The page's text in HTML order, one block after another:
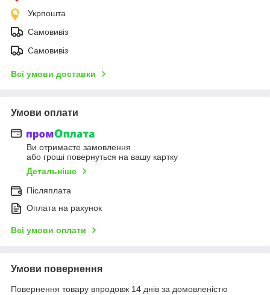
Укрпошта
Самовивіз
Самовивіз
Всі умови доставки
Умови оплати
Ви отримаєте замовлення
або гроші повернуться на вашу картку
Детальніше
Післяплата
Оплата на рахунок
Всі умови оплати
Умови повернення
Повернення товару впродовж 14 днів за домовленістю